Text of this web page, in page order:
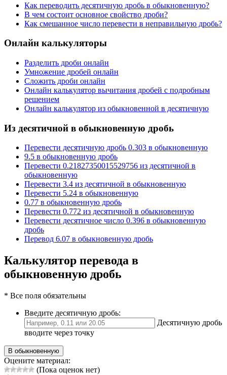
Как переводить десятичную дробь в обыкновенную?
В чем состоит основное свойство дроби?
Как смешанное число перевести в неправильную дробь?
Онлайн калькуляторы
Разделить дроби онлайн
Умножение дробей онлайн
Сложить дроби онлайн
Онлайн калькулятор вычитания дробей с подробным
решением
Онлайн калькулятор из обыкновенной в десятичную
Из десятичной в обыкновенную дробь
Перевести десятичную дробь 0.303 в обыкновенную
9.5 в обыкновенную дробь
Перевести 0.21827350015529756 из десятичной в
обыкновенную
Перевести 3.4 из десятичной в обыкновенную
Перевести 5.24 в обыкновенную
0.77 в обыкновенную дробь
Перевести 0.772 из десятичной в обыкновенную
Перевести десятичное число 0.396 в обыкновенную
дробь
Перевод 6.07 в обыкновенную дробь
Калькулятор перевода в
обыкновенную дробь
* Все поля обязательны
Введите десятичную дробь:
Десятичную дробь
вводите через точку
В обыкновенную
Оцените материал:
(Пока оценок нет)